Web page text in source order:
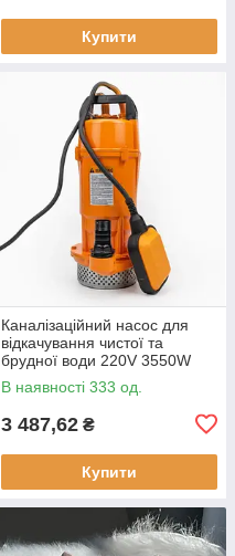
Купити
Каналізаційний насос для
відкачування чистої та
брудної води 220V 3550W
В наявності 333 од.
3 487,62 ₴
Купити